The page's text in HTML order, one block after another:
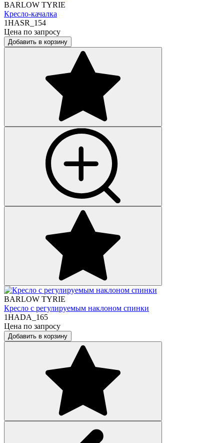
BARLOW TYRIE
Кресло-качалка
1HASR_154
Цена по запросу
Добавить в корзину
BARLOW TYRIE
Кресло с регулируемым наклоном спинки
1HADA_165
Цена по запросу
Добавить в корзину